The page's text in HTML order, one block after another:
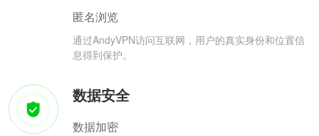
匿名浏览
通过AndyVPN访问互联网，用户的真实身份和位置信
息得到保护。
数据安全
数据加密